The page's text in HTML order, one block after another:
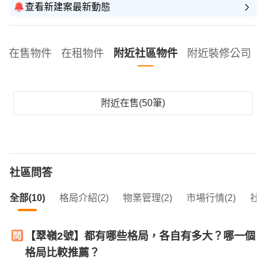
查看新建案最新動態
在售物件 在租物件 附近社區物件 附近裝修公司
附近在售(50筆)
社區問答
全部(10) 格局介紹(2) 物業管理(2) 市場行情(2) 社
【翠嶺2號】都有哪些格局，各自有多大？哪一個
格局比較推薦？